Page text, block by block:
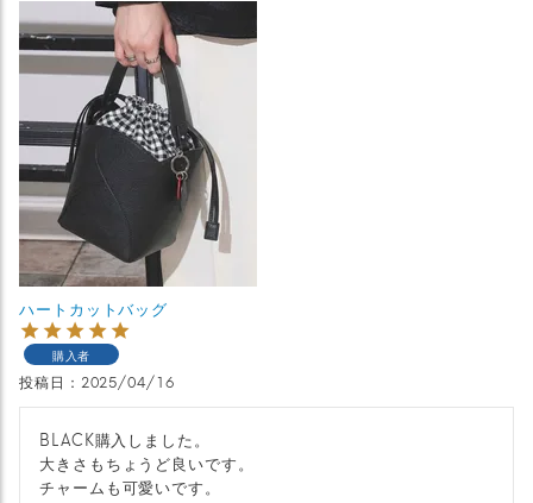
ハートカットバッグ
購入者
投稿日 2025/04/16
BLACK購入しました。
大きさもちょうど良いです。